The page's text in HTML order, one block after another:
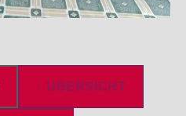
↑ ÜBERSICHT